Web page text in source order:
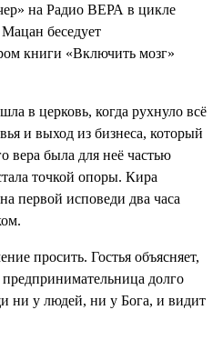
на Радио ВЕРА в цикле
беседует
книги «Включить мозг»
в церковь, когда рухнуло всё
и выход из бизнеса, который
вера была для неё частью
точкой опоры. Кира
первой исповеди два часа
просить. Гостья объясняет,
долго
ни у людей, ни у Бога, и видит